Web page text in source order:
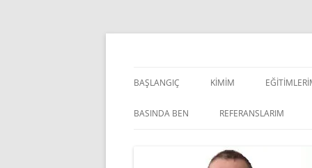
İçeriğe
BAŞLANGIÇ KIMIM
BASINDA BEN REFERANSLARIM